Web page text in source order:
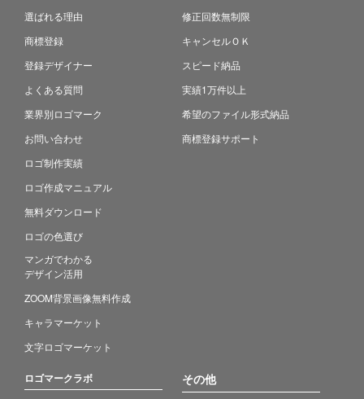
選ばれる理由
商標登録
登録デザイナー
よくある質問
業界別ロゴマーク
お問い合わせ
ロゴ制作実績
ロゴ作成マニュアル
無料ダウンロード
ロゴの色選び
マンガでわかる
デザイン活用
ZOOM背景画像無料作成
キャラマーケット
文字ロゴマーケット
修正回数無制限
キャンセルＯＫ
スピード納品
実績1万件以上
希望のファイル形式納品
商標登録サポート
ロゴマークラボ その他